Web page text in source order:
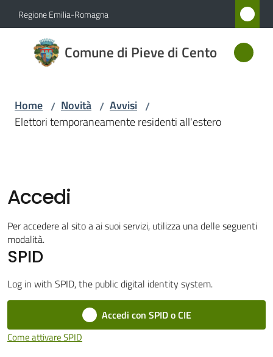
Vai al contenuto
Vai alla navigazione
Vai al footer
Regione Emilia-Romagna
Comune di Pieve di Cento
Comune
di Pieve
Amministrazione
Servizi
Vivere
Pieve
Cento
Home / Novità / Avvisi /
Elettori temporaneamente residenti all'estero
Accedi
Per accedere al sito a ai suoi servizi, utilizza una delle seguenti
modalità.
SPID
Log in with SPID, the public digital identity system.
Accedi con SPID o CIE
Come attivare SPID